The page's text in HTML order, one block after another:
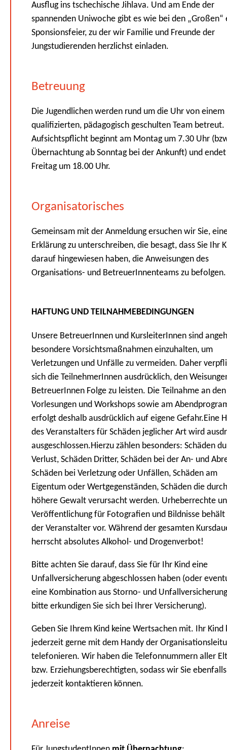
Ausflug ins tschechische Jihlava. Und am Ende der
spannenden Uniwoche gibt es wie bei den „Großen“
Sponsionsfeier, zu der wir Familie und Freunde der
Jungstudierenden herzlichst einladen.
Betreuung
Die Jugendlichen werden rund um die Uhr von einem
qualifizierten, pädagogisch geschulten Team betreut.
Aufsichtspflicht beginnt am Montag um 7.30 Uhr
Übernachtung ab Sonntag bei der Ankunft) und
Freitag um 18.00 Uhr.
Organisatorisches
Gemeinsam mit der Anmeldung ersuchen wir Sie,
Erklärung zu unterschreiben, die besagt, dass Sie Ihr
darauf hingewiesen haben, die Anweisungen des
Organisations- und BetreuerInnenteams zu befolgen.
HAFTUNG UND TEILNAHMEBEDINGUNGEN
Unsere BetreuerInnen und KursleiterInnen sind
besondere Vorsichtsmaßnahmen einzuhalten, um
Verletzungen und Unfälle zu vermeiden. Daher
sich die TeilnehmerInnen ausdrücklich, den
BetreuerInnen Folge zu leisten. Die Teilnahme an den
Vorlesungen und Workshops sowie am
erfolgt deshalb ausdrücklich auf eigene Gefahr.Eine
des Veranstalters für Schäden jeglicher Art wird
ausgeschlossen.Hierzu zählen besonders: Schäden
Verlust, Schäden Dritter, Schäden bei der An- und
Schäden bei Verletzung oder Unfällen, Schäden am
Eigentum oder Wertgegenständen, Schäden die durch
höhere Gewalt verursacht werden. Urheberrechte
Veröffentlichung für Fotografien und Bildnisse behält
der Veranstalter vor. Während der gesamten
herrscht absolutes Alkohol- und Drogenverbot!
Bitte achten Sie darauf, dass Sie für Ihr Kind eine
Unfallversicherung abgeschlossen haben (oder
eine Kombination aus Storno- und
bitte erkundigen Sie sich bei Ihrer Versicherung).
Geben Sie Ihrem Kind keine Wertsachen mit. Ihr Kind
jederzeit gerne mit dem Handy der
telefonieren. Wir haben die Telefonnummern aller
bzw. Erziehungsberechtigten, sodass wir Sie ebenfalls
jederzeit kontaktieren können.
Anreise